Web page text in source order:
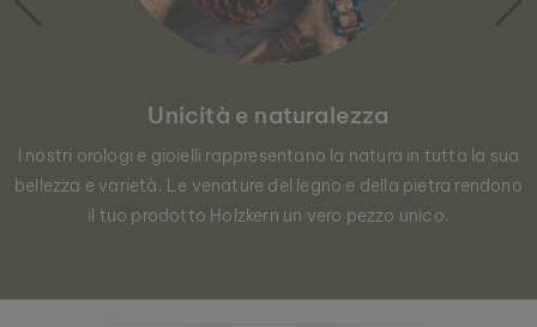
Unicità e naturalezza
I nostri orologi e gioielli rappresentano la natura in tutta la sua
bellezza e varietà. Le venature del legno e della pietra rendono
il tuo prodotto Holzkern un vero pezzo unico.